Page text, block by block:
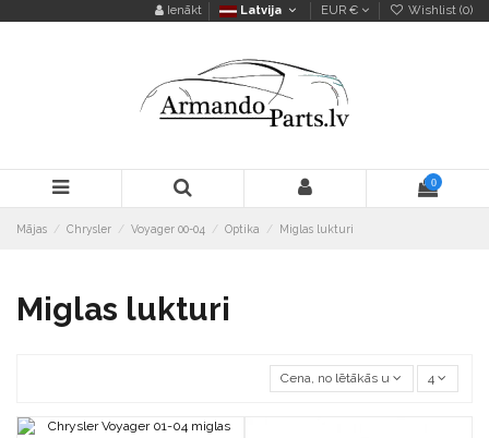
Ienākt Latvija EUR € Wishlist (0)
0
Mājas Chrysler Voyager 00-04 Optika Miglas lukturi
Miglas lukturi
Cena, no lētākās uz dārgāko
4